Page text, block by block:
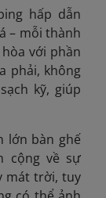
hấp dẫn
– mỗi thành
với phần
phải, không
kỹ, giúp
lớn bàn ghế
cộng về sự
mát trời, tuy